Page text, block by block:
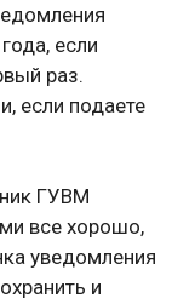
если
раз.
если подаете
ГУВМ
все хорошо,
уведомления
и